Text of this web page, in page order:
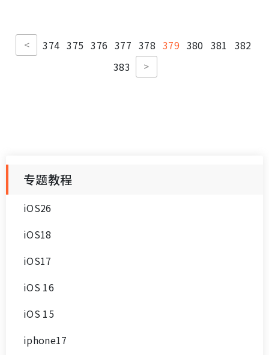
< 374 375 376 377 378 379 380 381
382
383
>
专题教程
iOS26
iOS18
iOS17
iOS 16
iOS 15
iphone17